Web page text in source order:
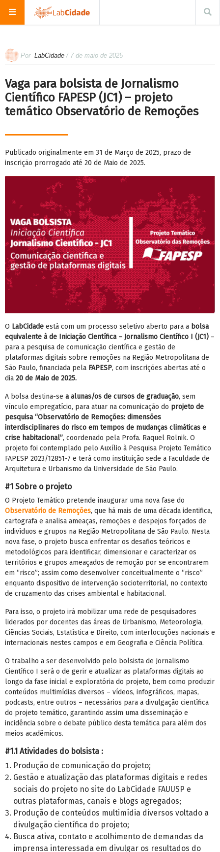
Por LabCidade / 7 de maio de 2025
Vaga para bolsista de Jornalismo
Científico FAPESP (JC1) – projeto
temático Observatório de Remoções
Publicado originalmente em 31 de Março de 2025, prazo de
inscrição prorrogado até 20 de Maio de 2025.
O LabCidade está com um processo seletivo aberto para a bolsa
equivalente à de Iniciação Científica – Jornalismo Científico I (JC1) –
para a pesquisa de comunicação científica e gestão de
plataformas digitais sobre remoções na Região Metropolitana de
São Paulo, financiada pela FAPESP, com inscrições abertas até o
dia 20 de Maio de 2025.
A bolsa destina-se a alunas/os de cursos de graduação, sem
vínculo empregatício, para atuar na comunicação do projeto de
pesquisa “Observatório de Remoções: dimensões
interdisciplinares do risco em tempos de mudanças climáticas e
crise habitacional”, coordenado pela Profa. Raquel Rolnik. O
projeto foi contemplado pelo Auxílio à Pesquisa Projeto Temático
FAPESP 2023/12851-7 e terá como instituição sede a Faculdade de
Arquitetura e Urbanismo da Universidade de São Paulo.
#1 Sobre o projeto
O Projeto Temático pretende inaugurar uma nova fase do
Observatório de Remoções, que há mais de uma década identifica,
cartografa e analisa ameaças, remoções e despejos forçados de
indivíduos e grupos na Região Metropolitana de São Paulo. Nesta
nova fase, o projeto busca enfrentar os desafios teóricos e
metodológicos para identificar, dimensionar e caracterizar os
territórios e grupos ameaçados de remoção por se encontrarem
em “risco”; assim como desenvolver conceitualmente o “risco”
enquanto dispositivo de intervenção socioterritorial, no contexto
de cruzamento das crises ambiental e habitacional.
Para isso, o projeto irá mobilizar uma rede de pesquisadores
liderados por docentes das áreas de Urbanismo, Meteorologia,
Ciências Sociais, Estatística e Direito, com interlocuções nacionais e
internacionais nestes campos e em Geografia e Ciência Política.
O trabalho a ser desenvolvido pelo bolsista de Jornalismo
Científico I será o de gerir e atualizar as plataformas digitais ao
longo da fase inicial e exploratória do projeto, bem como produzir
conteúdos multimídias diversos – vídeos, infográficos, mapas,
podcasts, entre outros – necessários para a divulgação científica
do projeto temático, garantindo assim uma disseminação e
incidência sobre o debate público desta temática para além dos
meios acadêmicos.
#1.1 Atividades do bolsista :
Produção de comunicação do projeto;
Gestão e atualização das plataformas digitais e redes
sociais do projeto no site do LabCidade FAUUSP e
outras plataformas, canais e blogs agregados;
Produção de conteúdos multimídia diversos voltado a
divulgação científica do projeto;
Busca ativa, contato e acolhimento de demandas da
imprensa interessada em divulgar os resultados do